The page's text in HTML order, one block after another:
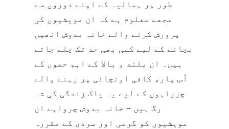
طور پر ہمالیہ کے اپنے دوروں سے
مجھے معلوم ہے کہ ان مویشیوں کی
پرورش کرنے والے خانہ بدوش انھیں
بچانے کے لیے کسی بھی حد تک چلے جاتے
ہیں۔ ان بلند و بالا کے اہم حصوں کے
اُس پار، کافی اونچائی پر رہنے والے
چرواہوں کے لیے یہ یاک زندگی کی شہ
رگ ہیں – خانہ بدوش چرواہے ان
مویشیوں کو گرمی اور سردی کے مقررہ